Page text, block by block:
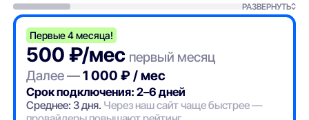
РАЗВЕРНУТЬ
Первые 4 месяца!
500 ₽/мес первый месяц
Далее —1 000 ₽ / мес
Срок подключения: 2–6 дней
Среднее: 3 дня. Через наш сайт чаще быстрее —